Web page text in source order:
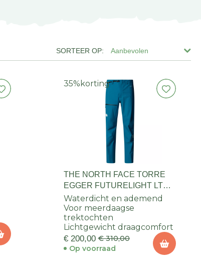
Aanbevolen
35% korting
THE NORTH FACE TORRE
EGGER FUTURELIGHT LT
PANT HEREN
Waterdicht en ademend
Voor meerdaagse
trektochten
Lichtgewicht draagcomfort
€ 200,00 € 310,00
Op voorraad